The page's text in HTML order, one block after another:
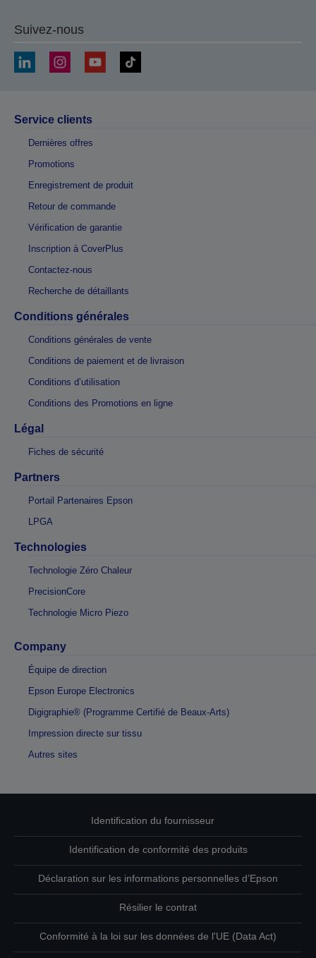
Suivez-nous
Service clients
Dernières offres
Promotions
Enregistrement de produit
Retour de commande
Vérification de garantie
Inscription à CoverPlus
Contactez-nous
Recherche de détaillants
Conditions générales
Conditions générales de vente
Conditions de paiement et de livraison
Conditions d’utilisation
Conditions des Promotions en ligne
Légal
Fiches de sécurité
Partners
Portail Partenaires Epson
LPGA
Technologies
Technologie Zéro Chaleur
PrecisionCore
Technologie Micro Piezo
Company
Équipe de direction
Epson Europe Electronics
Digigraphie® (Programme Certifié de Beaux-Arts)
Impression directe sur tissu
Autres sites
Identification du fournisseur
Identification de conformité des produits
Déclaration sur les informations personnelles d’Epson
Résilier le contrat
Conformité à la loi sur les données de l'UE (Data Act)